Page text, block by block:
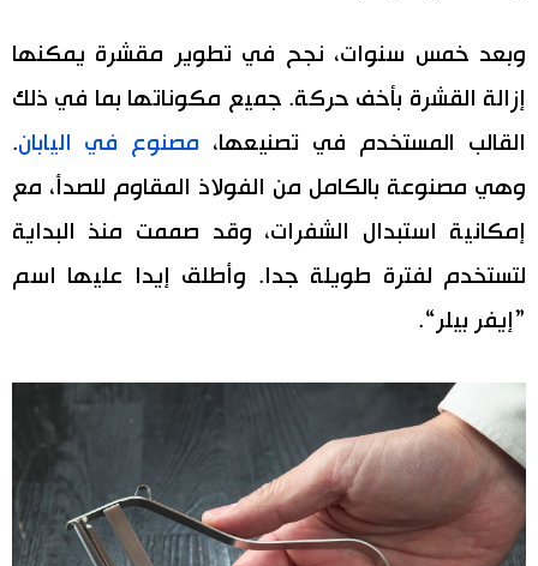
وبعد خمس سنوات، نجح في تطوير مقشرة يمكنها
إزالة القشرة بأخف حركة. جميع مكوناتها بما في ذلك
القالب المستخدم في تصنيعها، مصنوع في اليابان.
وهي مصنوعة بالكامل من الفولاذ المقاوم للصدأ، مع
إمكانية استبدال الشفرات، وقد صممت منذ البداية
لتستخدم لفترة طويلة جدا. وأطلق إيدا عليها اسم
”إيفر بيلر“.